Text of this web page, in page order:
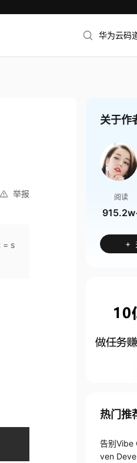
华为云码
举报
= s
关于作
阅读
+
热门推
告别Vibe
ven